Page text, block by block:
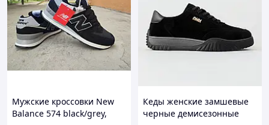
Мужские кроссовки New
Balance 574 black/grey,
Кеды женские замшевые
черные демисезонные